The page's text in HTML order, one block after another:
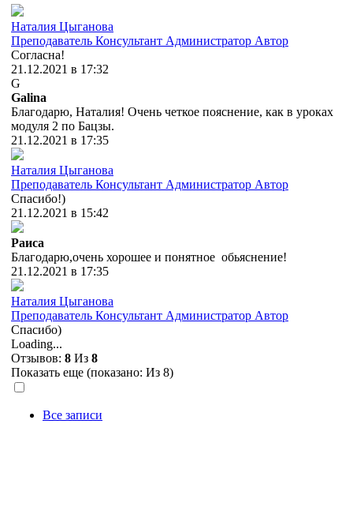
Наталия Цыганова
Преподаватель Консультант Администратор Автор
Согласна!
21.12.2021 в 17:32
G
Galina
Благодарю, Наталия! Очень четкое пояснение, как в уроках
модуля 2 по Бацзы.
21.12.2021 в 17:35
Наталия Цыганова
Преподаватель Консультант Администратор Автор
Спасибо!)
21.12.2021 в 15:42
Раиса
Благодарю,очень хорошее и понятное обьяснение!
21.12.2021 в 17:35
Наталия Цыганова
Преподаватель Консультант Администратор Автор
Спасибо)
Loading...
Отзывов: 8 Из 8
Показать еще (показано: Из 8)
Все записи